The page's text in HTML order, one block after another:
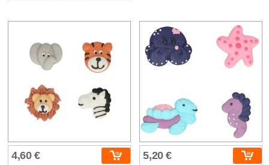
4,60 € 5,20 €